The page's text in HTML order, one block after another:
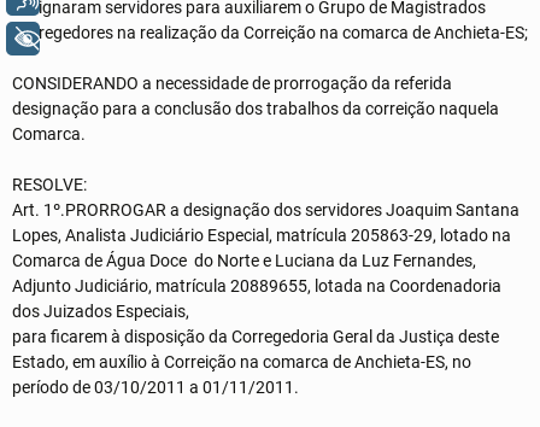
designaram servidores para auxiliarem o Grupo de Magistrados
Corregedores na realização da Correição na comarca de Anchieta-ES;
CONSIDERANDO a necessidade de prorrogação da referida
designação para a conclusão dos trabalhos da correição naquela
Comarca.
RESOLVE:
Art. 1º.PRORROGAR a designação dos servidores Joaquim Santana
Lopes, Analista Judiciário Especial, matrícula 205863-29, lotado na
Comarca de Água Doce do Norte e Luciana da Luz Fernandes,
Adjunto Judiciário, matrícula 20889655, lotada na Coordenadoria
dos Juizados Especiais,
para ficarem à disposição da Corregedoria Geral da Justiça deste
Estado, em auxílio à Correição na comarca de Anchieta-ES, no
período de 03/10/2011 a 01/11/2011.
+ Acessibilidade